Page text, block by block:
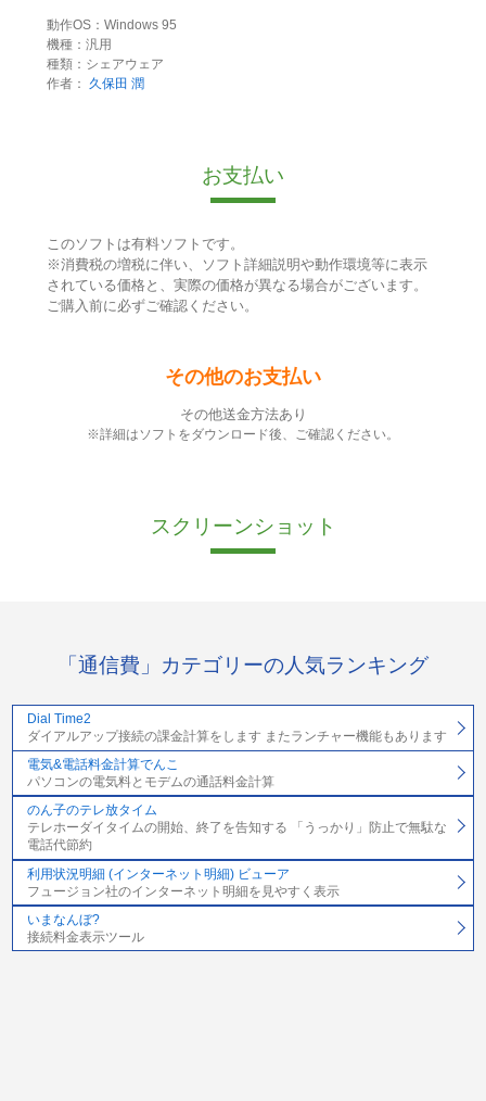
動作OS：Windows 95
機種：汎用
種類：シェアウェア
作者：
久保田 潤
お支払い
このソフトは有料ソフトです。
※消費税の増税に伴い、ソフト詳細説明や動作環境等に表示
されている価格と、実際の価格が異なる場合がございます。
ご購入前に必ずご確認ください。
その他のお支払い
その他送金方法あり
※詳細はソフトをダウンロード後、ご確認ください。
スクリーンショット
「通信費」カテゴリーの人気ランキング
Dial Time2
ダイアルアップ接続の課金計算をします またランチャー機能もあります
電気&電話料金計算でんこ
パソコンの電気料とモデムの通話料金計算
のん子のテレ放タイム
テレホーダイタイムの開始、終了を告知する 「うっかり」防止で無駄な
電話代節約
利用状況明細 (インターネット明細) ビューア
フュージョン社のインターネット明細を見やすく表示
いまなんぼ?
接続料金表示ツール